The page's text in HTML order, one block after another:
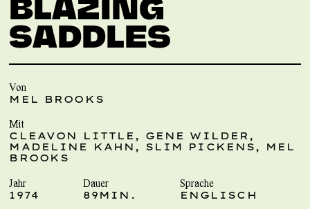
SADDLES
Von
MEL BROOKS
Mit
CLEAVON LITTLE, GENE WILDER,
MADELINE KAHN, SLIM PICKENS, MEL
BROOKS
Jahr
1974
Dauer
89MIN.
Sprache
ENGLISCH